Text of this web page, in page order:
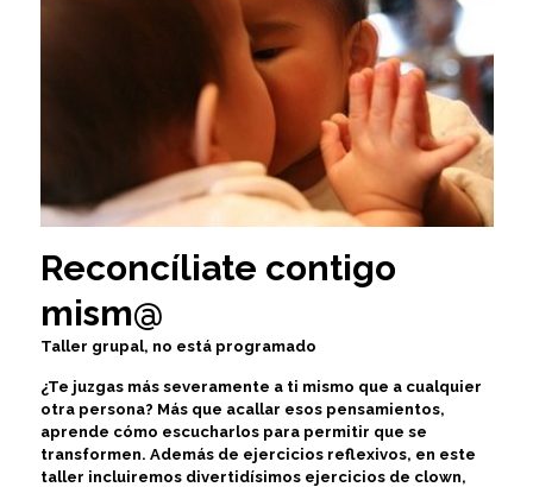
Reconcíliate contigo
mism@
Taller grupal, no está programado
¿Te juzgas más severamente a ti mismo que a cualquier
otra persona? Más que acallar esos pensamientos,
aprende cómo escucharlos para permitir que se
transformen. Además de ejercicios reflexivos, en este
taller incluiremos divertidísimos ejercicios de clown,